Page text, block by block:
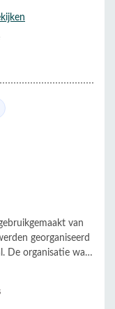
van
georganiseerd
De organisatie was
en vriendelijk.